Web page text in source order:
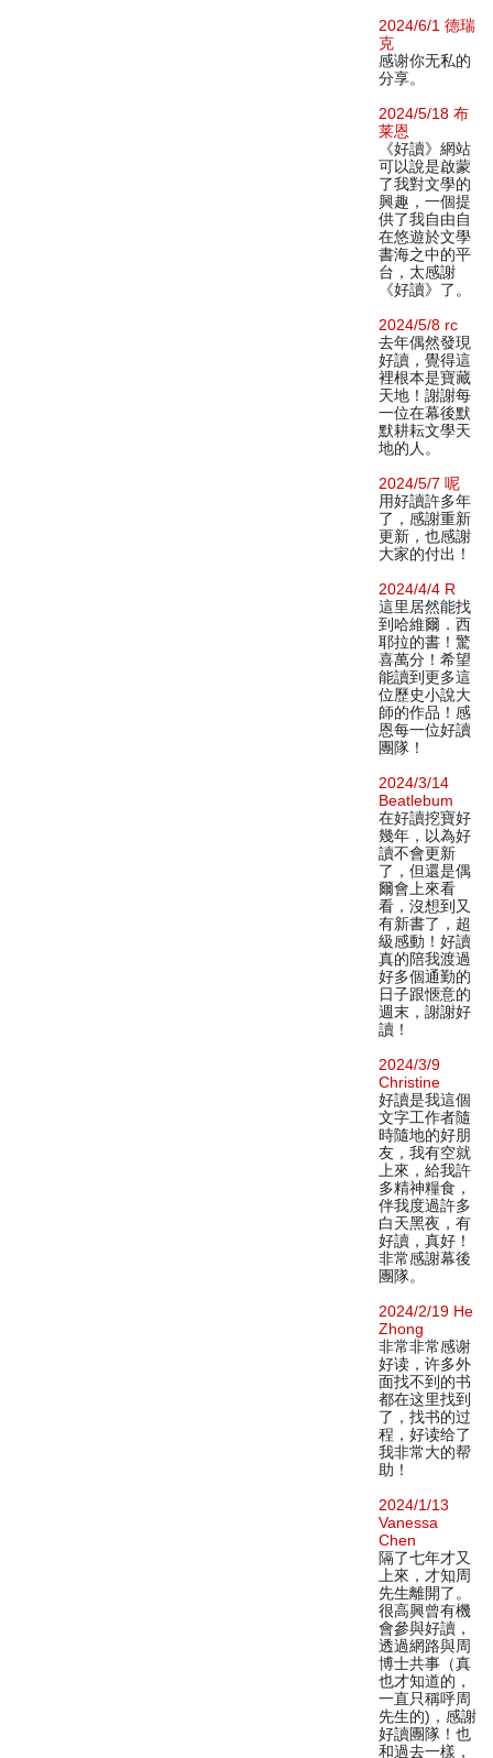
2024/6/1 德瑞
克
感谢你无私的
分享。
2024/5/18 布
莱恩
《好讀》網站
可以說是啟蒙
了我對文學的
興趣，一個提
供了我自由自
在悠遊於文學
書海之中的平
台，太感謝
《好讀》了。
2024/5/8 rc
去年偶然發現
好讀，覺得這
裡根本是寶藏
天地！謝謝每
一位在幕後默
默耕耘文學天
地的人。
2024/5/7 呢
用好讀許多年
了，感謝重新
更新，也感謝
大家的付出！
2024/4/4 R
這里居然能找
到哈維爾．西
耶拉的書！驚
喜萬分！希望
能讀到更多這
位歷史小說大
師的作品！感
恩每一位好讀
團隊！
2024/3/14
Beatlebum
在好讀挖寶好
幾年，以為好
讀不會更新
了，但還是偶
爾會上來看
看，沒想到又
有新書了，超
級感動！好讀
真的陪我渡過
好多個通勤的
日子跟愜意的
週末，謝謝好
讀！
2024/3/9
Christine
好讀是我這個
文字工作者隨
時隨地的好朋
友，我有空就
上來，給我許
多精神糧食，
伴我度過許多
白天黑夜，有
好讀，真好！
非常感謝幕後
團隊。
2024/2/19 He
Zhong
非常非常感谢
好读，许多外
面找不到的书
都在这里找到
了，找书的过
程，好读给了
我非常大的帮
助！
2024/1/13
Vanessa
Chen
隔了七年才又
上來，才知周
先生離開了。
很高興曾有機
會參與好讀，
透過網路與周
博士共事（真
也才知道的，
一直只稱呼周
先生的)，感謝
好讀團隊！也
和過去一樣，